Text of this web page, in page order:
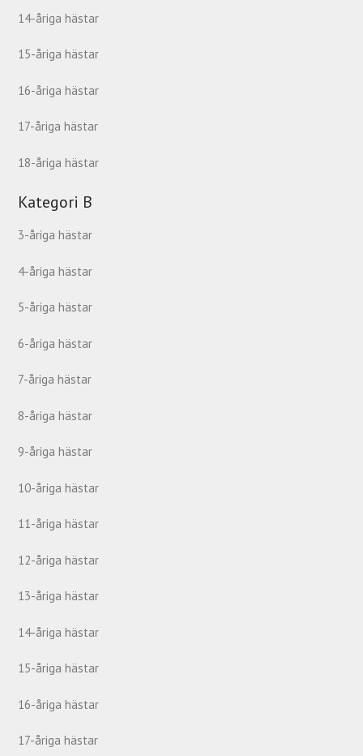
14-åriga hästar
15-åriga hästar
16-åriga hästar
17-åriga hästar
18-åriga hästar
Kategori B
3-åriga hästar
4-åriga hästar
5-åriga hästar
6-åriga hästar
7-åriga hästar
8-åriga hästar
9-åriga hästar
10-åriga hästar
11-åriga hästar
12-åriga hästar
13-åriga hästar
14-åriga hästar
15-åriga hästar
16-åriga hästar
17-åriga hästar